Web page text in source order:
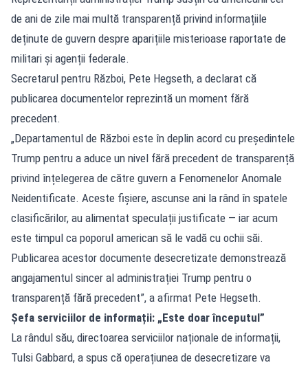
de ani de zile mai multă transparență privind informațiile
deținute de guvern despre aparițiile misterioase raportate de
militari și agenții federale.
Secretarul pentru Război, Pete Hegseth, a declarat că
publicarea documentelor reprezintă un moment fără
precedent.
„Departamentul de Război este în deplin acord cu președintele
Trump pentru a aduce un nivel fără precedent de transparență
privind înțelegerea de către guvern a Fenomenelor Anomale
Neidentificate. Aceste fișiere, ascunse ani la rând în spatele
clasificărilor, au alimentat speculații justificate — iar acum
este timpul ca poporul american să le vadă cu ochii săi.
Publicarea acestor documente desecretizate demonstrează
angajamentul sincer al administrației Trump pentru o
transparență fără precedent”, a afirmat Pete Hegseth.
Șefa serviciilor de informații: „Este doar începutul”
La rândul său, directoarea serviciilor naționale de informații,
Tulsi Gabbard, a spus că operațiunea de desecretizare va